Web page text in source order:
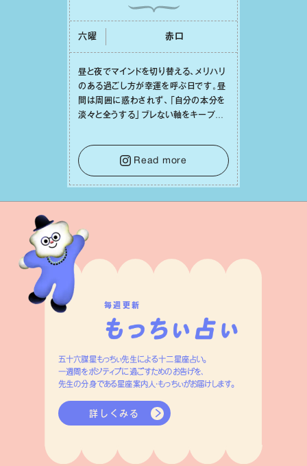
六曜 ⾚⼝
昼と夜でマインドを切り替える、メリハリ
のある過ごし⽅が幸運を呼ぶ⽇です。昼
間は周囲に惑わされず、「⾃分の本分を
淡々と全うする」ブレない軸をキープし
⾔葉に流されないよう、⼼にしっかりブ
レーキをかけること。この意識の切り替
えが、あなたに確かな安⼼感をもたらす
はずです。
Read more
毎週更新
五十六謀星もっちぃ先生による十二星座占い。
一週間をポジティブに過ごすためのお告げを、
先生の分身である星座案内人・もっちぃがお届けします。
詳しくみる